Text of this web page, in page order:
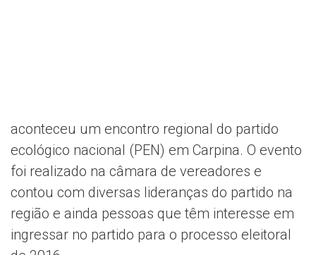
aconteceu um encontro regional do partido
ecológico nacional (PEN) em Carpina. O evento
foi realizado na câmara de vereadores e
contou com diversas lideranças do partido na
região e ainda pessoas que têm interesse em
ingressar no partido para o processo eleitoral